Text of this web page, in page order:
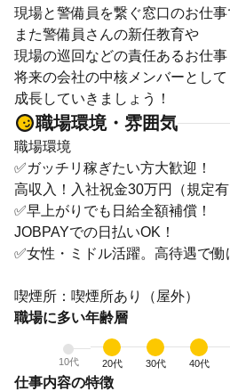
現場と警備員を繋ぐ窓口のお仕事
また警備員さんの新任教育や
現場の巡回などの責任あるお仕事
将来の会社の中核メンバーとして
成長していきましょう！
職場環境・雰囲気
職場環境
✅ガッチリ稼ぎたい方大歓迎！
高収入！入社祝金30万円（規定有
✅早上がりでも日給全額補償！
JOBPAYでの日払いOK！
✅女性・ミドル活躍。高待遇で働
喫煙所：喫煙所あり（屋外）
職場に多い年齢層
10代 20代 30代 40代
仕事内容の特徴